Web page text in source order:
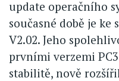
update operačního
současné době je ke
V2.02. Jeho
prvními verzemi
stabilitě, nově